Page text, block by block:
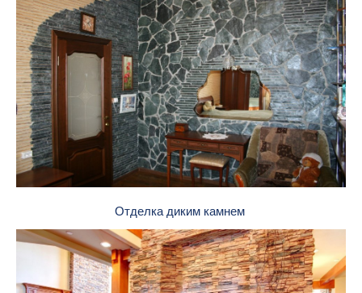
Отделка диким камнем